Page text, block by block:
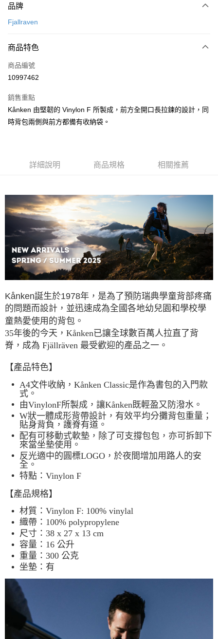
信用卡一次付款
3 期 0 利率 每期
合作金庫商業銀行
上海商業儲蓄銀行
臺灣中小企業銀行
匯豐（台灣）商業銀行
華泰商業銀行
聯邦商業銀行
台灣樂天信用卡公司
超商取貨付款
LINE Pay
Apple Pay
ATM付款
每筆NT$60，滿NT$490(含以上)免運費
每筆NT$60，滿NT$490(含以上)免運費
7-11取貨付款
每筆NT$60，滿NT$490(含以上)免運費
付款後7-11取貨
每筆NT$60，滿NT$490(含以上)免運費
宅配
每筆NT$80，滿NT$490(含以上)免運費
離島宅配
每筆NT$80，滿NT$490(含以上)免運費
付款後門市自取
品牌
Fjallraven
商品特色
商品編號
10997462
銷售重點
Kånken 由堅韌的 Vinylon F 所製成，前方全開口長拉鍊的設計，同
時背包兩側與前方都備有收納袋。
詳細說明 商品規格 相關推薦
Kånken誕生於1978年，是為了預防瑞典學童背部疼痛
的問題而設計，並迅速成為全國各地幼兒園和學校學
童熱愛使用的背包。
35年後的今天，Kånken已讓全球數百萬人拉直了背
脊，成為 Fjällräven 最受歡迎的產品之一。
【產品特色】
A4文件收納，Kånken Classic是作為書包的入門款
式。
由VinylonF所製成，讓Kånken既輕盈又防潑水。
W狀一體成形背帶設計，有效平均分攤背包重量；
貼身背負，護脊有道。
配有可移動式軟墊，除了可支撐包包，亦可拆卸下
來當坐墊使用。
反光適中的圓標LOGO，於夜間增加用路人的安
全。
特點：Vinylon F
【產品規格】
材質：Vinylon F: 100% vinylal
織帶：100% polypropylene
尺寸：38 x 27 x 13 cm
容量：16 公升
重量：300 公克
坐墊：有